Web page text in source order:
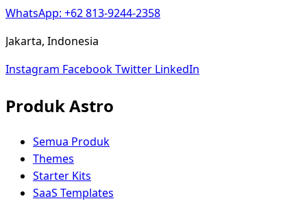
WhatsApp: +62 813-9244-2358
Jakarta, Indonesia
Instagram FacebookTwitter LinkedIn
Produk Astro
Semua Produk
Themes
Starter Kits
SaaS Templates